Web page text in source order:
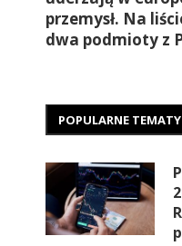
przemysł. Na
dwa podmioty z
POPULARNE TEMATY